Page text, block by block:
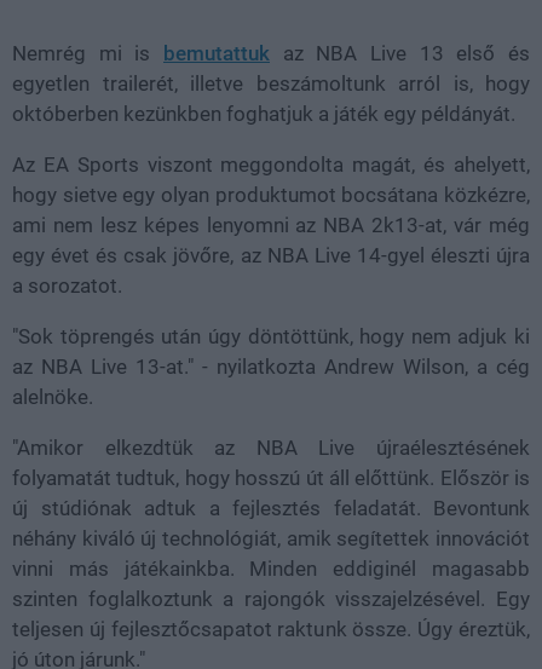
Nemrég mi is bemutattuk az NBA Live 13 első és
egyetlen trailerét, illetve beszámoltunk arról is, hogy
októberben kezünkben foghatjuk a játék egy példányát.
Az EA Sports viszont meggondolta magát, és ahelyett,
hogy sietve egy olyan produktumot bocsátana közkézre,
ami nem lesz képes lenyomni az NBA 2k13-at, vár még
egy évet és csak jövőre, az NBA Live 14-gyel éleszti újra
a sorozatot.
"Sok töprengés után úgy döntöttünk, hogy nem adjuk ki
az NBA Live 13-at." - nyilatkozta Andrew Wilson, a cég
alelnöke.
"Amikor elkezdtük az NBA Live újraélesztésének
folyamatát tudtuk, hogy hosszú út áll előttünk. Először is
új stúdiónak adtuk a fejlesztés feladatát. Bevontunk
néhány kiváló új technológiát, amik segítettek innovációt
vinni más játékainkba. Minden eddiginél magasabb
szinten foglalkoztunk a rajongók visszajelzésével. Egy
teljesen új fejlesztőcsapatot raktunk össze. Úgy éreztük,
jó úton járunk."